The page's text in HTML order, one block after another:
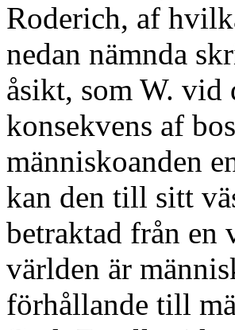
Roderich, af
nedan nämnda
åsikt, som W. vid
konsekvens af
människoanden
kan den till sitt
betraktad från en
världen är
förhållande till